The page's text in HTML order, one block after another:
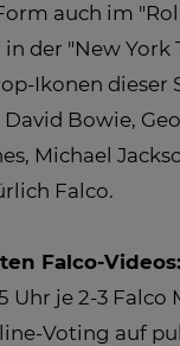
auch im
der "New York
Ikonen dieser
Bowie,
Michael
Falco.
Falco-Videos:
Uhr je 2-3 Falco
Voting auf